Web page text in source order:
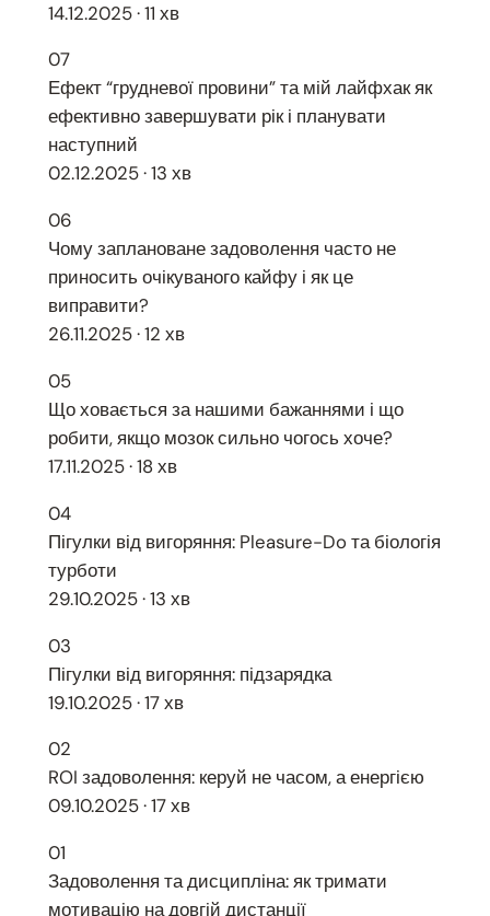
14.12.2025 · 11 хв
07
Ефект “грудневої провини” та мій лайфхак як
ефективно завершувати рік і планувати
наступний
02.12.2025 · 13 хв
06
Чому заплановане задоволення часто не
приносить очікуваного кайфу і як це
виправити?
26.11.2025 · 12 хв
05
Що ховається за нашими бажаннями і що
робити, якщо мозок сильно чогось хоче?
17.11.2025 · 18 хв
04
Пігулки від вигоряння: Pleasure-Do та біологія
турботи
29.10.2025 · 13 хв
03
Пігулки від вигоряння: підзарядка
19.10.2025 · 17 хв
02
ROI задоволення: керуй не часом, а енергією
09.10.2025 · 17 хв
01
Задоволення та дисципліна: як тримати
мотивацію на довгій дистанції